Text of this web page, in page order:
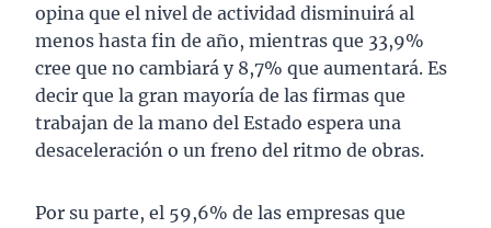
opina que el nivel de actividad disminuirá al
menos hasta fin de año, mientras que 33,9%
cree que no cambiará y 8,7% que aumentará. Es
decir que la gran mayoría de las firmas que
trabajan de la mano del Estado espera una
desaceleración o un freno del ritmo de obras.
Por su parte, el 59,6% de las empresas que